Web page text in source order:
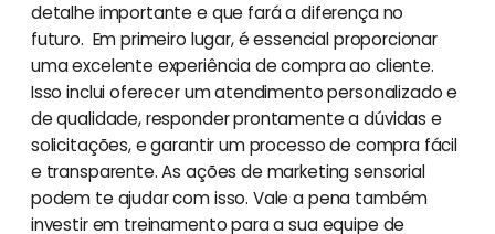
detalhe importante e que fará a diferença no
futuro. Em primeiro lugar, é essencial proporcionar
uma excelente experiência de compra ao cliente.
Isso inclui oferecer um atendimento personalizado e
de qualidade, responder prontamente a dúvidas e
solicitações, e garantir um processo de compra fácil
e transparente. As ações de marketing sensorial
podem te ajudar com isso. Vale a pena também
investir em treinamento para a sua equipe de